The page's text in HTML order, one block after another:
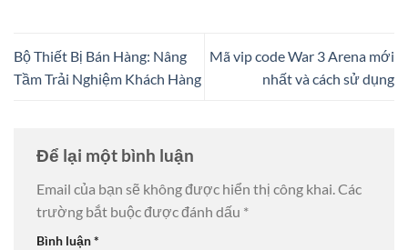
Bộ Thiết Bị Bán Hàng: Nâng
Tầm Trải Nghiệm Khách Hàng
Mã vip code War 3 Arena mới
nhất và cách sử dụng
Để lại một bình luận
Email của bạn sẽ không được hiển thị công khai.Các
trường bắt buộc được đánh dấu *
Bình luận*